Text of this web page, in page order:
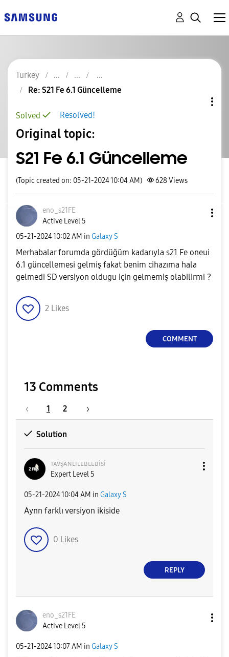
Turkey
Re: S21 Fe 6.1 Güncelleme
Resolved!
Solved
Original topic:
S21 Fe 6.1 Güncelleme
(Topic created on: 05-21-2024 10:04 AM) 628Views
eno_s21FE
Active Level 5
‎05-21-202410:02 AM in Galaxy S
Merhabalar forumda gördüğüm kadarıyla s21 Fe oneui
6.1 güncellemesi gelmiş fakat benim cihazıma hala
gelmedi SD versiyon oldugu için gelmemiş olabilirmi ?
2 Likes
COMMENT
13 Comments
1 2
Solution
ᴛᴀᴠşᴀɴʟɪʟᴇʙʟᴇʙisi
Expert Level 5
‎05-21-202410:04 AM in Galaxy S
Aynn farklı versiyon ikiside
0 Likes
REPLY
eno_s21FE
Active Level 5
‎05-21-202410:07 AM in Galaxy S